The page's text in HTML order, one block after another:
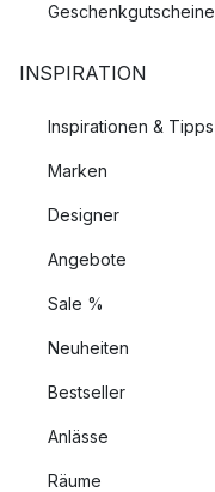
Geschenkgutscheine
INSPIRATION
Inspirationen & Tipps
Marken
Designer
Angebote
Sale %
Neuheiten
Bestseller
Anlässe
Räume